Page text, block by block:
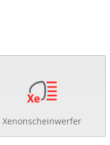
Xenonscheinwerfer